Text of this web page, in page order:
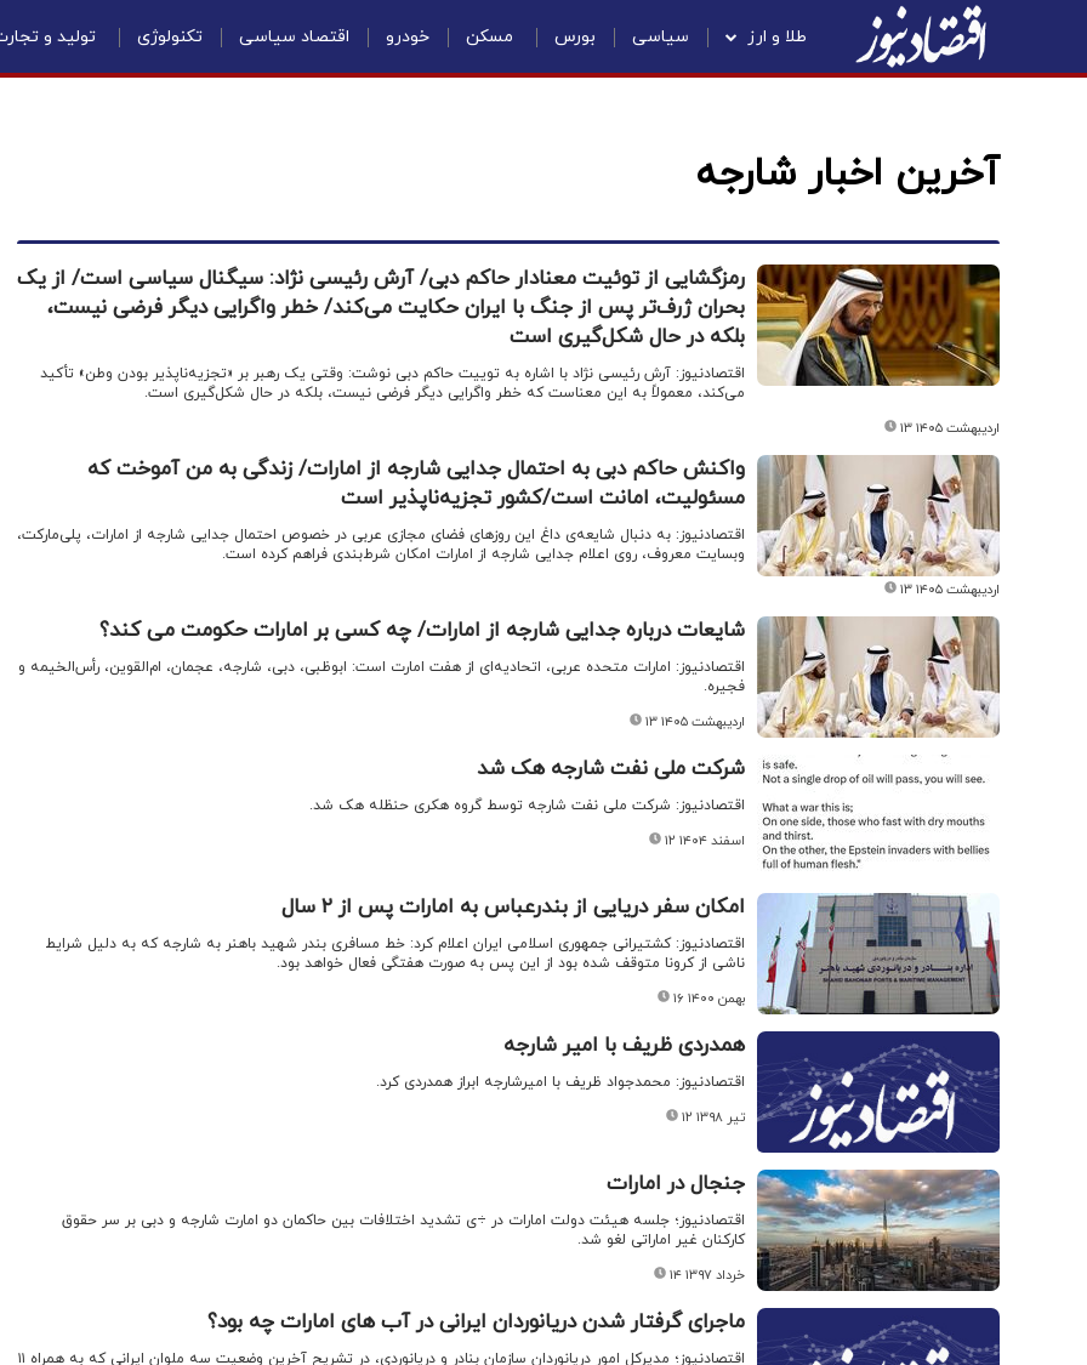
طلا و ارز سیاسی بورس مسکن خودرو اقتصاد سیاسی تکنولوژی تولید و
آخرین اخبار شارجه
رمزگشایی از توئیت معنادار حاکم دبی/ آرش رئیسی نژاد: سیگنال سیاسی است/ از یک
بحران ژرف‌تر پس از جنگ با ایران حکایت می‌کند/ خطر واگرایی دیگر فرضی نیست،
بلکه در حال شکل‌گیری است
اقتصادنیوز: آرش رئیسی نژاد با اشاره به توییت حاکم دبی نوشت: وقتی یک رهبر بر «تجزیه‌ناپذیر بودن وطن» تأکید
می‌کند، معمولاً به این معناست که خطر واگرایی دیگر فرضی نیست، بلکه در حال شکل‌گیری است.
۱۳ اردیبهشت ۱۴۰۵
واکنش حاکم دبی به احتمال جدایی شارجه از امارات/ زندگی به من آموخت که
مسئولیت، امانت است/کشور تجزیه‌ناپذیر است
اقتصادنیوز: به دنبال شایعه‌‌ی داغ این روزهای فضای مجازی عربی در خصوص احتمال جدایی شارجه از امارات، پلی‌مارکت،
وبسایت معروف، روی اعلام جدایی شارجه از امارات امکان شرط‌بندی فراهم کرده است.
۱۳ اردیبهشت ۱۴۰۵
شایعات درباره جدایی شارجه از امارات/ چه کسی بر امارات حکومت می‌ کند؟
اقتصادنیوز: امارات متحده عربی، اتحادیه‌ای از هفت امارت است: ابوظبی، دبی، شارجه، عجمان، ام‌القوین، رأس‌الخیمه و
فجیره.
۱۳ اردیبهشت ۱۴۰۵
شرکت ملی نفت شارجه هک شد
اقتصادنیوز: شرکت ملی نفت شارجه توسط گروه هکری حنظله هک شد.
۱۲ اسفند ۱۴۰۴
امکان سفر دریایی از بندرعباس به امارات پس از ۲ سال
اقتصادنیوز: کشتیرانی جمهوری اسلامی ایران اعلام کرد: خط مسافری بندر شهید باهنر به شارجه که به دلیل شرایط
ناشی از کرونا متوقف شده بود از این پس به صورت هفتگی فعال خواهد بود.
۱۶ بهمن ۱۴۰۰
همدردی ظریف با امیر شارجه
اقتصادنیوز: محمدجواد ظریف با امیرشارجه ابراز همدردی کرد.
۱۲ تیر ۱۳۹۸
جنجال در امارات
اقتصادنیوز؛ جلسه هیئت دولت امارات در ÷ی تشدید اختلافات بین حاکمان دو امارت شارجه و دبی بر سر حقوق
کارکنان غیر اماراتی لغو شد.
۱۴ خرداد ۱۳۹۷
ماجرای گرفتار شدن دریانوردان ایرانی در آب های امارات چه بود؟
اقتصادنیوز؛ مدیرکل امور دریانوردان سازمان بنادر و دریانوردی، در تشریح آخرین وضعیت سه ملوان ایرانی که به همراه ۱۱